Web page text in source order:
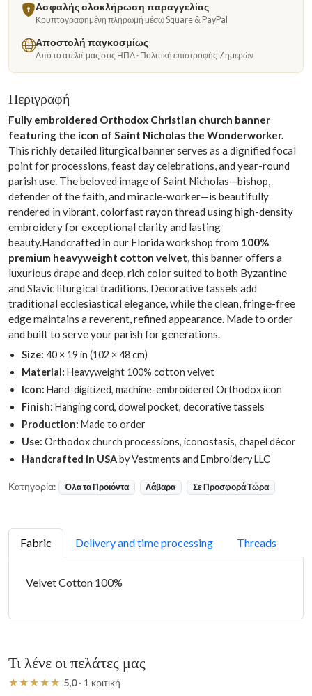
Ασφαλής ολοκλήρωση παραγγελίας
Κρυπτογραφημένη πληρωμή μέσω Square & PayPal
Αποστολή παγκοσμίως
Από το ατελιέ μας στις ΗΠΑ · Πολιτική επιστροφής 7 ημερών
Περιγραφή
Fully embroidered Orthodox Christian church banner
featuring the icon of Saint Nicholas the Wonderworker.
This richly detailed liturgical banner serves as a dignified focal
point for processions, feast day celebrations, and year-round
parish use. The beloved image of Saint Nicholas—bishop,
defender of the faith, and miracle-worker—is beautifully
rendered in vibrant, colorfast rayon thread using high-density
embroidery for exceptional clarity and lasting
beauty.Handcrafted in our Florida workshop from 100%
premium heavyweight cotton velvet, this banner offers a
luxurious drape and deep, rich color suited to both Byzantine
and Slavic liturgical traditions. Decorative tassels add
traditional ecclesiastical elegance, while the clean, fringe-free
edge maintains a reverent, refined appearance. Made to order
and built to serve your parish for generations.
Size: 40 × 19 in (102 × 48 cm)
Material: Heavyweight 100% cotton velvet
Icon: Hand-digitized, machine-embroidered Orthodox icon
Finish: Hanging cord, dowel pocket, decorative tassels
Production: Made to order
Use: Orthodox church processions, iconostasis, chapel décor
Handcrafted in USAby Vestments and Embroidery LLC
Κατηγορία: Όλα τα Προϊόντα Λάβαρα Σε Προσφορά Τώρα
Fabric Delivery and time processing Threads
Velvet Cotton 100%
Τι λένε οι πελάτες μας
★★★★★ 5,0· 1 κριτική